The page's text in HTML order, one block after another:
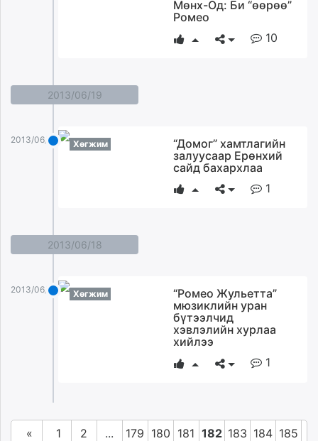
Мөнх-Од: Би “өөрөө”
Ромео
10
2013/06/19
2013/06/19 Хөгжим
“Домог” хамтлагийн
залуусаар Ерөнхий
сайд бахархлаа
1
2013/06/18
2013/06/18 Хөгжим
“Ромео Жульетта”
мюзиклийн уран
бүтээлчид
хэвлэлийн хурлаа
хийлээ
1
« 1 2 ... 179 180 181 182 183 184 185